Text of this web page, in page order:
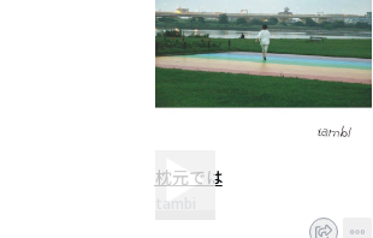
枕元では
tambi